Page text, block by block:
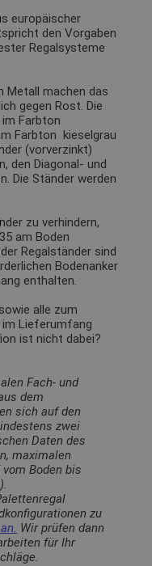
europäischer
den Vorgaben
Regalsysteme
Metall machen das
gegen Rost. Die
Farbton
Farbton
kieselgrau
(vorverzinkt)
den Diagonal- und
Die Ständer werden
zu verhindern,
am Boden
Regalständer sind
Bodenanker
enthalten.
alle zum
Lieferumfang
ist nicht dabei?
Fach- und
dem
sich auf den
zwei
Daten des
maximalen
Boden bis
zu
Wir prüfen dann
für Ihr